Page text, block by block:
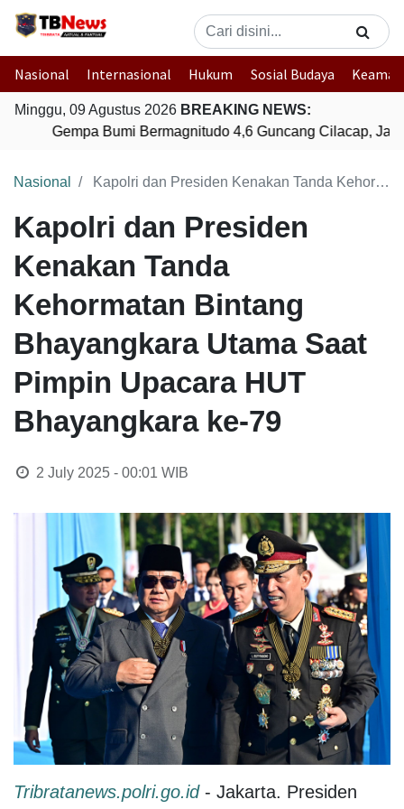
Nasional Internasional Hukum Sosial Budaya
Minggu, 09 Agustus 2026 BREAKING NEWS:
Gempa Bumi Bermagnitudo 4,6 Guncang Cilacap,
Nasional Kapolri dan Presiden Kenakan Tanda Kehormatan Bintang Bhayangkara Utama Saat Pimpin Upacara HUT Bhayangkara ke-79
Kapolri dan Presiden
Kenakan Tanda
Kehormatan Bintang
Bhayangkara Utama Saat
Pimpin Upacara HUT
Bhayangkara ke-79
2 July 2025 - 00:01 WIB
Tribratanews.polri.go.id - Jakarta. Presiden